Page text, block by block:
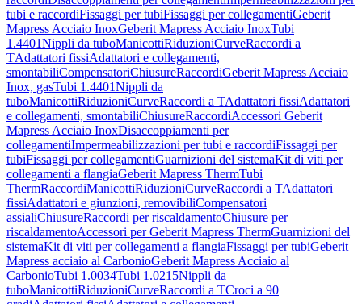
tubi e raccordiFissaggi per tubiFissaggi per collegamentiGeberit
Mapress Acciaio InoxGeberit Mapress Acciaio InoxTubi
1.4401Nippli da tuboManicottiRiduzioniCurveRaccordi a
TAdattatori fissiAdattatori e collegamenti,
smontabiliCompensatoriChiusureRaccordiGeberit Mapress Acciaio
Inox, gasTubi 1.4401Nippli da
tuboManicottiRiduzioniCurveRaccordi a TAdattatori fissiAdattatori
e collegamenti, smontabiliChiusureRaccordiAccessori Geberit
Mapress Acciaio InoxDisaccoppiamenti per
collegamentiImpermeabilizzazioni per tubi e raccordiFissaggi per
tubiFissaggi per collegamentiGuarnizioni del sistemaKit di viti per
collegamenti a flangiaGeberit Mapress ThermTubi
ThermRaccordiManicottiRiduzioniCurveRaccordi a TAdattatori
fissiAdattatori e giunzioni, removibiliCompensatori
assialiChiusureRaccordi per riscaldamentoChiusure per
riscaldamentoAccessori per Geberit Mapress ThermGuarnizioni del
sistemaKit di viti per collegamenti a flangiaFissaggi per tubiGeberit
Mapress acciaio al CarbonioGeberit Mapress Acciaio al
CarbonioTubi 1.0034Tubi 1.0215Nippli da
tuboManicottiRiduzioniCurveRaccordi a TCroci a 90